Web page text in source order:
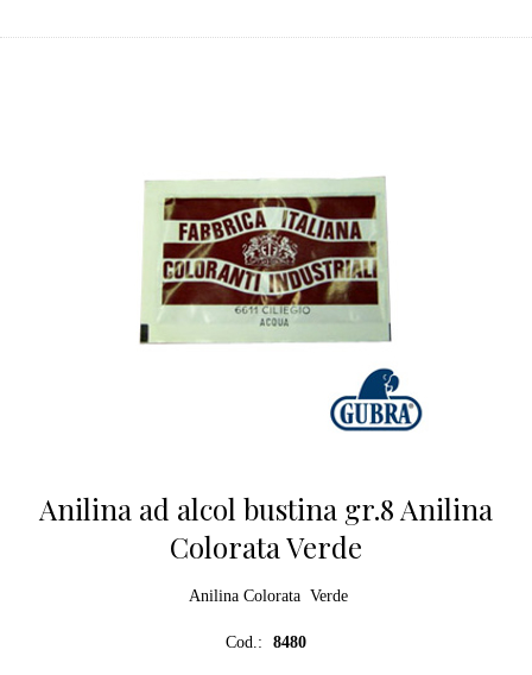
Anilina ad alcol bustina gr.8 Anilina
Colorata Verde
Anilina Colorata Verde
Cod.: 8480